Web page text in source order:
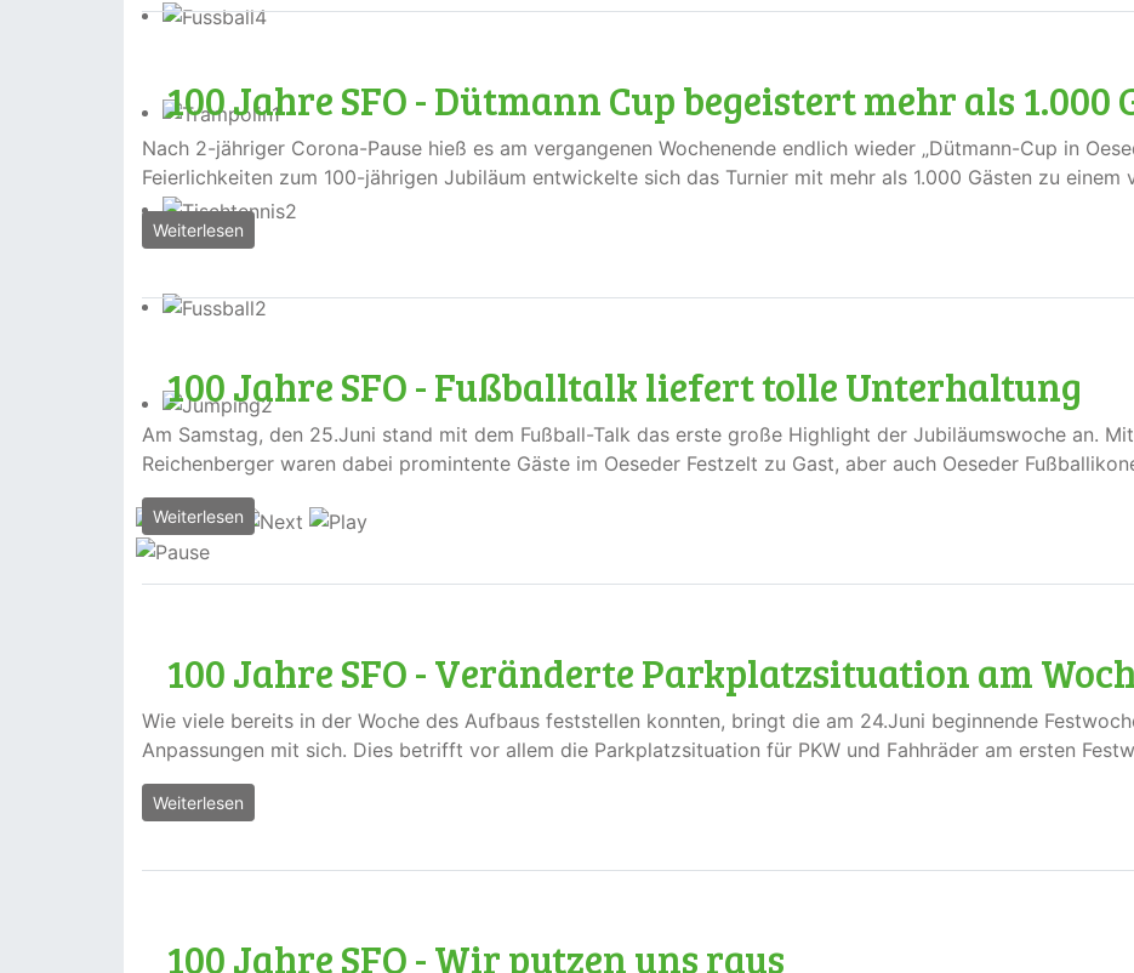
100 Jahre SFO - Dütmann Cup begeistert mehr als 1.000
Nach 2-jähriger Corona-Pause hieß es am vergangenen Wochenende endlich wieder „Dütmann-Cup in
Feierlichkeiten zum 100-jährigen Jubiläum entwickelte sich das Turnier mit mehr als 1.000 Gästen zu einem
Weiterlesen
100 Jahre SFO - Fußballtalk liefert tolle Unterhaltung
Am Samstag, den 25.Juni stand mit dem Fußball-Talk das erste große Highlight der Jubiläumswoche an.
Reichenberger waren dabei promintente Gäste im Oeseder Festzelt zu Gast, aber auch Oeseder
Weiterlesen
100 Jahre SFO - Veränderte Parkplatzsituation am
Wie viele bereits in der Woche des Aufbaus feststellen konnten, bringt die am 24.Juni beginnende
Anpassungen mit sich. Dies betrifft vor allem die Parkplatzsituation für PKW und Fahhräder am ersten
Weiterlesen
100 Jahre SFO - Wir putzen uns raus